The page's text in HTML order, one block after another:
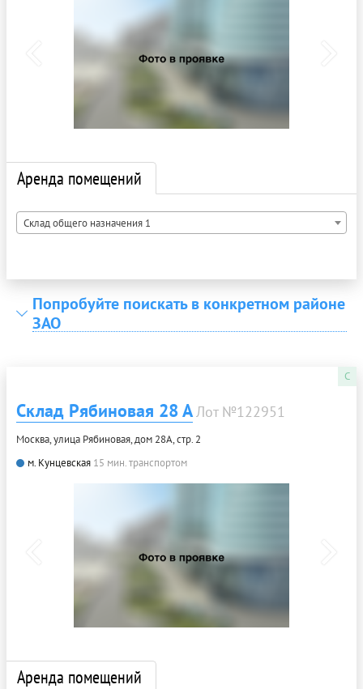
Аренда помещений
Склад общего назначения 1
Попробуйте поискать в конкретном районе
ЗАО
C
Склад Рябиновая 28 АЛот №122951
Москва, улица Рябиновая, дом 28А, стр. 2
м. Кунцевская 15 мин. транспортом
Аренда помещений